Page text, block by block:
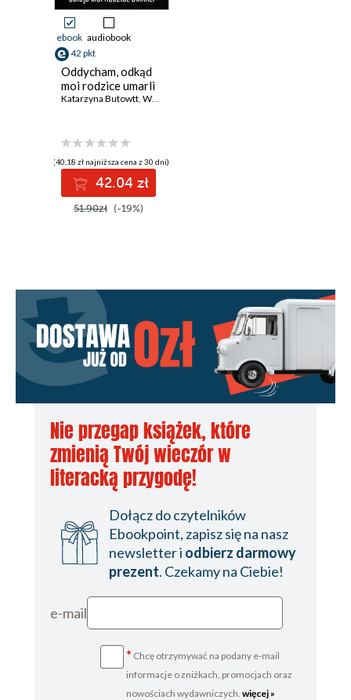
ebook audiobook
42 pkt
Oddycham, odkąd
moi rodzice umarli
Katarzyna Butowtt, Wiktor Słojkowski
(40,18 zł najniższa cena z 30 dni)
42.04 zł
51.90zł (-19%)
Nie przegap książek, które
zmienią Twój wieczór w
literacką przygodę!
Dołącz do czytelników
Ebookpoint, zapisz się na nasz
newsletter i odbierz darmowy
prezent. Czekamy na Ciebie!
e-mail
* Chcę otrzymywać na podany e-mail
informacje o zniżkach, promocjach oraz
nowościach wydawniczych. więcej »